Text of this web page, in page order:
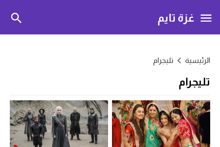
غزة تايم
الرئيسية تليجرام
تليجرام